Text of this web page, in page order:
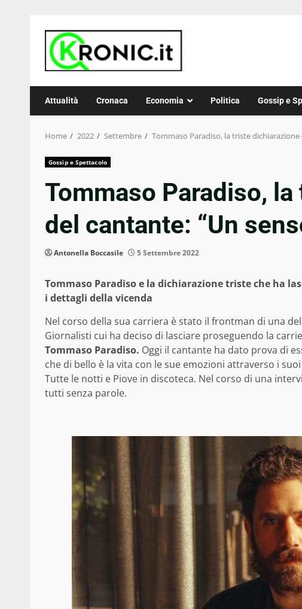
content
Attualità Cronaca Economia Politica Gossip e
Home 2022 Settembre Tommaso Paradiso, la triste
Gossip e Spettacolo
Tommaso Paradiso,
del cantante: “Un
Antonella Boccasile 5 Settembre 2022
Tommaso Paradiso e la dichiarazione triste che ha
i dettagli della vicenda
Nel corso della sua carriera è stato il frontman di una
Giornalisti cui ha deciso di lasciare proseguendo la
Tommaso Paradiso. Oggi il cantante ha dato prova di
che di bello è la vita con le sue emozioni attraverso i
Tutte le notti e Piove in discoteca. Nel corso di una
tutti senza parole.